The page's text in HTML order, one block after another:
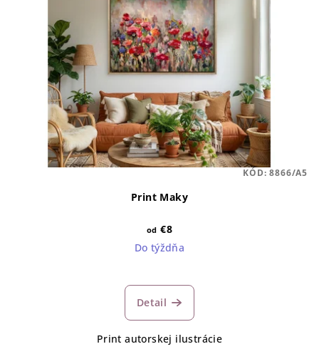
Print Maky
od €8
Do týždňa
Detail
Print autorskej ilustrácie
KÓD:8866/A5